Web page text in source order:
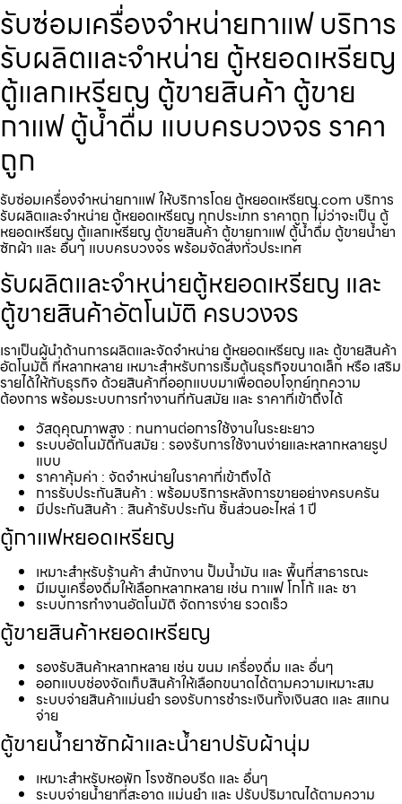
รับซ่อมเครื่องจำหน่ายกาแฟ บริการ
รับผลิตและจำหน่าย ตู้หยอดเหรียญ
ตู้แลกเหรียญ ตู้ขายสินค้า ตู้ขาย
กาแฟ ตู้น้ำดื่ม แบบครบวงจร ราคา
ถูก
รับซ่อมเครื่องจำหน่ายกาแฟ ให้บริการโดย ตู้หยอดเหรียญ.com บริการ
รับผลิตและจำหน่าย ตู้หยอดเหรียญ ทุกประเภท ราคาถูก ไม่ว่าจะเป็น ตู้
หยอดเหรียญ ตู้แลกเหรียญ ตู้ขายสินค้า ตู้ขายกาแฟ ตู้น้ำดื่ม ตู้ขายน้ำยา
ซักผ้า และ อื่นๆ แบบครบวงจร พร้อมจัดส่งทั่วประเทศ
รับผลิตและจำหน่ายตู้หยอดเหรียญ และ
ตู้ขายสินค้าอัตโนมัติ ครบวงจร
เราเป็นผู้นำด้านการผลิตและจัดจำหน่าย ตู้หยอดเหรียญ และ ตู้ขายสินค้า
อัตโนมัติ ที่หลากหลาย เหมาะสำหรับการเริ่มต้นธุรกิจขนาดเล็ก หรือ เสริม
รายได้ให้กับธุรกิจ ด้วยสินค้าที่ออกแบบมาเพื่อตอบโจทย์ทุกความ
ต้องการ พร้อมระบบการทำงานที่ทันสมัย และ ราคาที่เข้าถึงได้
วัสดุคุณภาพสูง : ทนทานต่อการใช้งานในระยะยาว
ระบบอัตโนมัติทันสมัย : รองรับการใช้งานง่ายและหลากหลายรูป
แบบ
ราคาคุ้มค่า : จัดจำหน่ายในราคาที่เข้าถึงได้
การรับประกันสินค้า : พร้อมบริการหลังการขายอย่างครบครัน
มีประกันสินค้า : สินค้ารับประกัน ชิ้นส่วนอะไหล่ 1 ปี
ตู้กาแฟหยอดเหรียญ
เหมาะสำหรับร้านค้า สำนักงาน ปั้มน้ำมัน และ พื้นที่สาธารณะ
มีเมนูเครื่องดื่มให้เลือกหลากหลาย เช่น กาแฟ โกโก้ และ ชา
ระบบการทำงานอัตโนมัติ จัดการง่าย รวดเร็ว
ตู้ขายสินค้าหยอดเหรียญ
รองรับสินค้าหลากหลาย เช่น ขนม เครื่องดื่ม และ อื่นๆ
ออกแบบช่องจัดเก็บสินค้าให้เลือกขนาดได้ตามความเหมาะสม
ระบบจ่ายสินค้าแม่นยำ รองรับการชำระเงินทั้งเงินสด และ สแกน
จ่าย
ตู้ขายน้ำยาซักผ้าและน้ำยาปรับผ้านุ่ม
เหมาะสำหรับหอพัก โรงซักอบรีด และ อื่นๆ
ระบบจ่ายน้ำยาที่สะอาด แม่นยำ และ ปรับปริมาณได้ตามความ